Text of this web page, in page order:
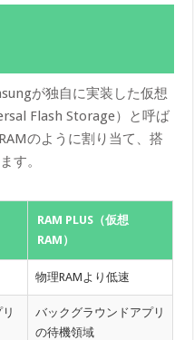
が独自に実装した仮想
Flash Storage）と呼ば
のように割り当て、搭
す。
RAM PLUS（仮想
RAM）
物理RAMより低速
バックグラウンドアプリ
の待機領域